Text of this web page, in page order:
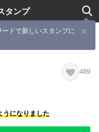
タンプ
ードで新しいスタンプに
船おじさん
489
うになりました